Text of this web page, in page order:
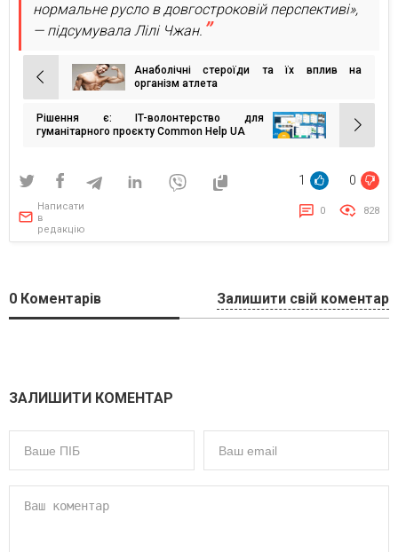
нормальне русло в довгостроковій перспективі»,
— підсумувала Лілі Чжан.
Навігація
записів
Анаболічні стероїди та їх вплив на
організм атлета
Рішення є: IT-волонтерство для
гуманітарного проєкту Common Help UA
1 0
Написати
в
редакцію
0 828
0 Коментарів Залишити свій коментар
ЗАЛИШИТИ КОМЕНТАР